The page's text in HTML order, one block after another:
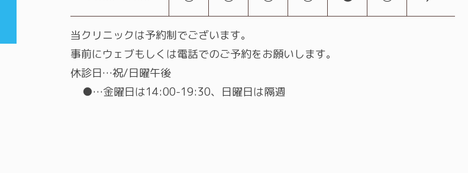
当クリニックは予約制でございます。
事前にウェブもしくは電話でのご予約をお願いします。
休診日…祝/日曜午後
●…金曜日は14:00-19:30、日曜日は隔週